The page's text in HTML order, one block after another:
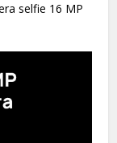
selfie 16 MP